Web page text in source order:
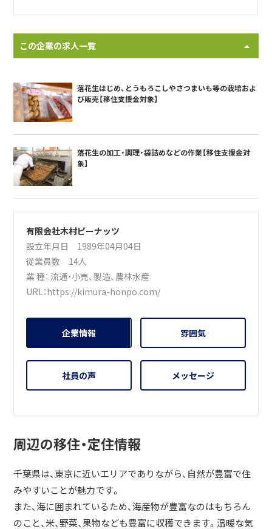
この企業の求人一覧
落花生はじめ、とうもろこしやさつまいも等の栽培およ
び販売【移住支援金対象】
落花生の加工・調理・袋詰めなどの作業【移住支援金対
象】
有限会社木村ピーナッツ
設立年月日 1989年04月04日
従業員数 14人
業 種：流通・小売、製造、 農林水産
URL：https://kimura-honpo.com/
企業情報 雰囲気
社員の声 メッセージ
周辺の移住・定住情報
千葉県は、東京に近いエリアでありながら、自然が豊富で住
みやすいことが魅力です。
また、海に囲まれているため、海産物が豊富なのはもちろん
のこと、米、野菜、果物なども豊富に収穫できます。温暖な気